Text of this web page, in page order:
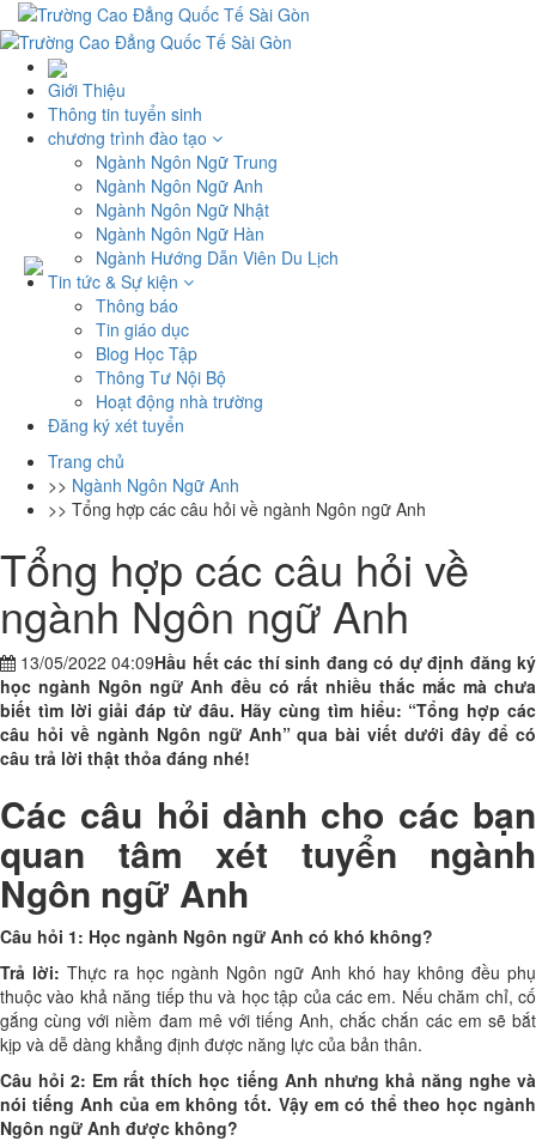
Giới Thiệu
Thông tin tuyển sinh
chương trình đào tạo
Ngành Ngôn Ngữ Trung
Ngành Ngôn Ngữ Anh
Ngành Ngôn Ngữ Nhật
Ngành Ngôn Ngữ Hàn
Ngành Hướng Dẫn Viên Du Lịch
Tin tức & Sự kiện
Thông báo
Tin giáo dục
Blog Học Tập
Thông Tư Nội Bộ
Hoạt động nhà trường
Đăng ký xét tuyển
Trang chủ
>> Ngành Ngôn Ngữ Anh
>> Tổng hợp các câu hỏi về ngành Ngôn ngữ Anh
Tổng hợp các câu hỏi về
ngành Ngôn ngữ Anh
13/05/2022 04:09Hầu hết các thí sinh đang có dự định đăng ký
học ngành Ngôn ngữ Anh đều có rất nhiều thắc mắc mà chưa
biết tìm lời giải đáp từ đâu. Hãy cùng tìm hiểu: “Tổng hợp các
câu hỏi về ngành Ngôn ngữ Anh” qua bài viết dưới đây để có
câu trả lời thật thỏa đáng nhé!
Các câu hỏi dành cho các bạn
quan tâm xét tuyển ngành
Ngôn ngữ Anh
Câu hỏi 1: Học ngành Ngôn ngữ Anh có khó không?
Trả lời: Thực ra học ngành Ngôn ngữ Anh khó hay không đều phụ
thuộc vào khả năng tiếp thu và học tập của các em. Nếu chăm chỉ, cố
gắng cùng với niềm đam mê với tiếng Anh, chắc chắn các em sẽ bắt
kịp và dễ dàng khẳng định được năng lực của bản thân.
Câu hỏi 2: Em rất thích học tiếng Anh nhưng khả năng nghe và
nói tiếng Anh của em không tốt. Vậy em có thể theo học ngành
Ngôn ngữ Anh được không?